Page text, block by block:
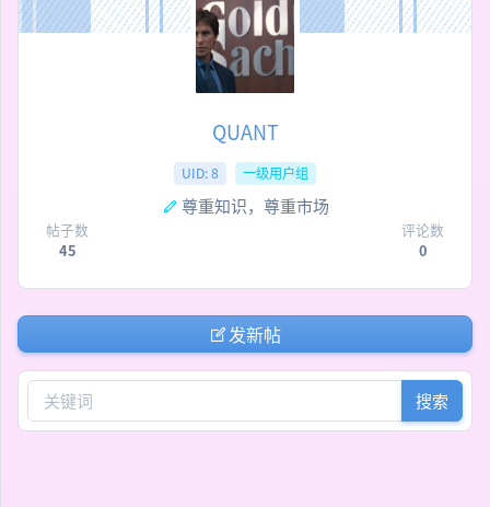
QUANT
UID: 8 一级用户组
尊重知识，尊重市场
帖子数
45
评论数
0
发新帖
搜索